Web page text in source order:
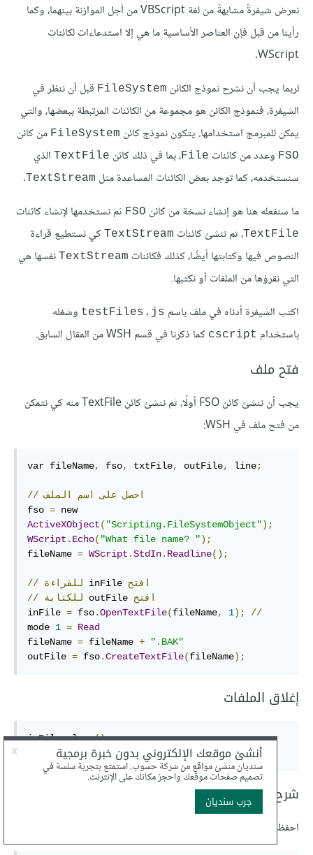
نعرض شيفرةً مشابهةً من لغة VBScript من أجل الموازنة بينهما، وكما
رأينا من قبل فإن العناصر الأساسية ما هي إلا استدعاءات لكائنات
WScript.
لربما يجب أن نشرح نموذج الكائن FileSystem قبل أن ننظر في
الشيفرة، فنموذج الكائن هو مجموعة من الكائنات المرتبطة ببعضها، والتي
يمكن للمبرمج استخدامها. يتكون نموذج كائن FileSystem من كائن
FSO وعدد من كائنات File، بما في ذلك كائن TextFile الذي
سنستخدمه، كما توجد بعض الكائنات المساعدة مثل TextStream
.
ما سنفعله هنا هو إنشاء نسخة من كائن FSO ثم نستخدمها لإنشاء كائنات
TextFile، ثم ننشئ كائنات TextStream كي نستطيع قراءة
النصوص فيها وكتابتها أيضًا، كذلك فكائنات TextStream نفسها هي
التي نقرؤها من الملفات أو نكتبها.
اكتب الشيفرة أدناه في ملف باسم testFiles.js وشغله
باستخدام cscript كما ذكرنا في قسم WSH من المقال السابق.
فتح ملف
يجب أن ننشئ كائن FSO أولًا، ثم ننشئ كائن TextFile منه كي نتمكن
من فتح ملف في WSH:
var fileName, fso, txtFile, outFile, line;
// احصل على اسم
الملف
fso =
new
ActiveXObject( "Scripting.FileSystemObject");
WScript . Echo( "What file name? ");
fileName = WScript .StdIn. Readline();
// للقراءة inFile افتح
// للكتابة outFile افتح
inFile = fso.OpenTextFile(fileName, 1);
//
mode 1 = Read
fileName = fileName +
".BAK"
outFile = fso.CreateTextFile(fileName);
إغلاق الملفات
inFile.close();
outFile.close();
شرح المثال في VBScript
احفظ ما يلي في